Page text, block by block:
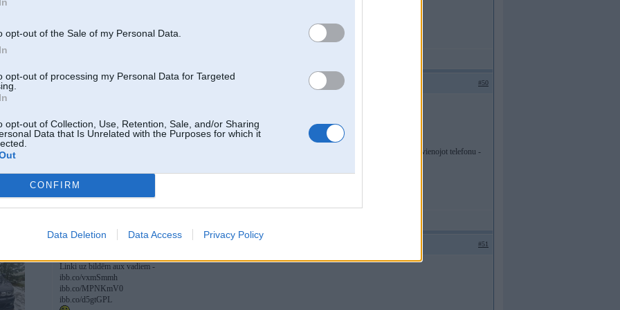
opt-out of the Sale of my Personal Data.
opt-out of processing my Personal Data for Targeted
opt-out of Collection, Use, Retention, Sale, and/or Sharing
Data that Is Unrelated with the Purposes for which it
CONFIRM
Data Deletion Data Access Privacy Policy
20. Aug 2019, 10:46 #50
Tātad e39 2001 gada, ir vēlme ielikt aux bet nesanak
Pie navigācijas bloka aux kabeli nav kur spraust, tik bagāžniekā pie cd cheindzera, bet piespraužot kabeli un pievienojot telefonu -
Atvienojot telefonu sāk abi funkcionēt!
[IMG]null[/IMG]
#51
Linki uz bildēm aux vadiem -
ibb.co/vxmSmmh
ibb.co/MPNKmV0
ibb.co/d5gtGPL